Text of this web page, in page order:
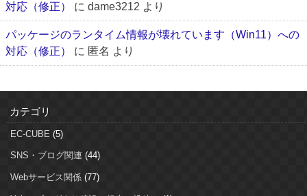
対応（修正）
に dame3212 より
パッケージのランタイム情報が壊れています（Win11）への
対応（修正）
に 匿名 より
カテゴリ
EC-CUBE (5)
SNS・ブログ関連 (44)
Webサービス関係 (77)